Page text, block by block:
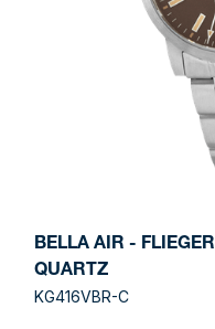
BELLA AIR - FLIEGER
QUARTZ
KG416VBR-C